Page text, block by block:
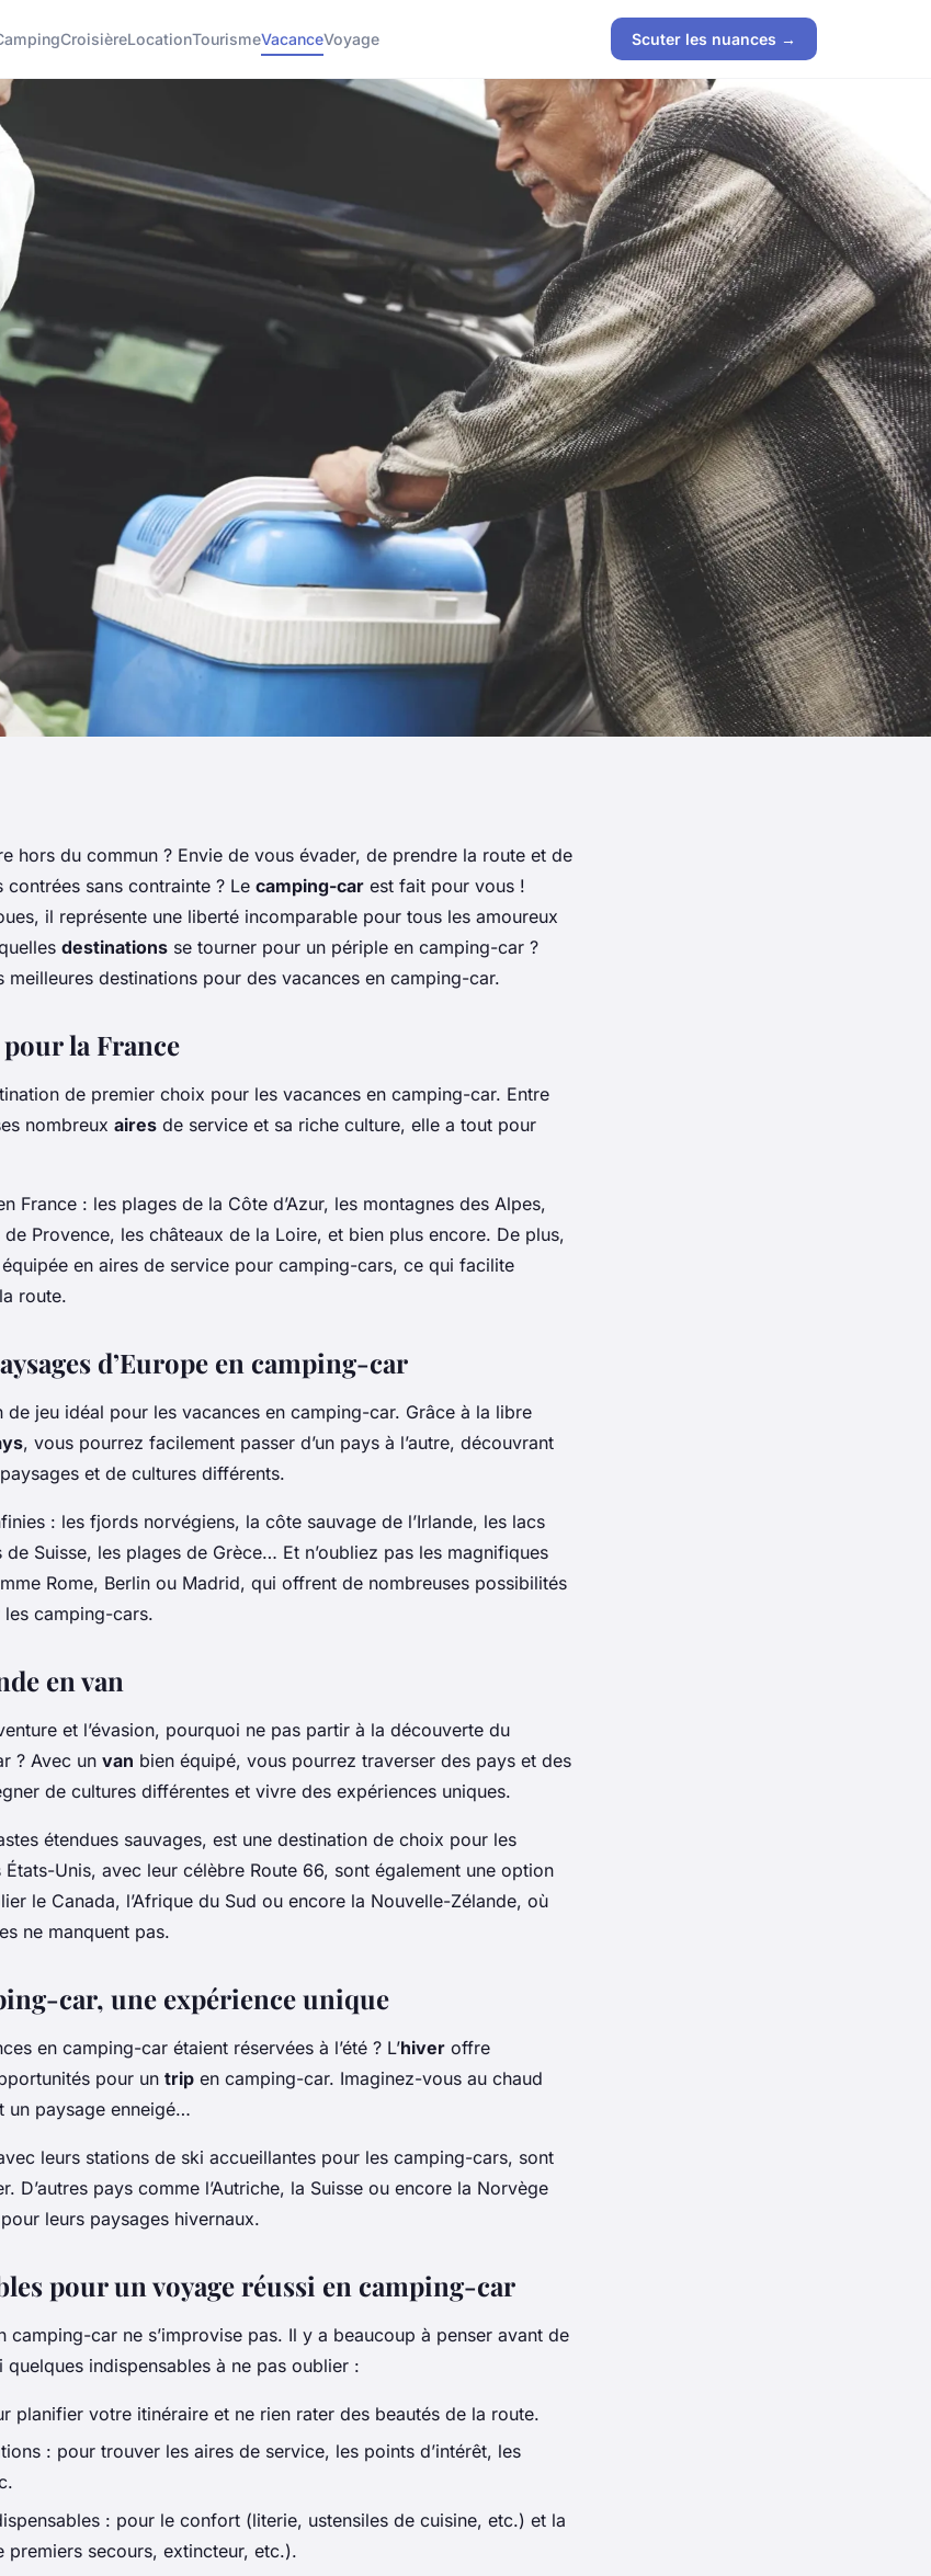
CroisièreLocationTourismeVacanceVoyage Scuter les nuances →
pour des
hors du commun ? Envie de vous évader, de prendre la route et de
sans contrainte ? Le camping-car est fait pour vous !
il représente une liberté incomparable pour tous les amoureux
destinations se tourner pour un périple en camping-car ?
meilleures destinations pour des vacances en camping-car.
la France
de premier choix pour les vacances en camping-car. Entre
nombreux aires de service et sa riche culture, elle a tout pour
France : les plages de la Côte d’Azur, les montagnes des Alpes,
de Provence, les châteaux de la Loire, et bien plus encore. De plus,
en aires de service pour camping-cars, ce qui facilite
route.
d’Europe en camping-car
de jeu idéal pour les vacances en camping-car. Grâce à la libre
, vous pourrez facilement passer d’un pays à l’autre, découvrant
et de cultures différents.
: les fjords norvégiens, la côte sauvage de l’Irlande, les lacs
de Suisse, les plages de Grèce… Et n’oubliez pas les magnifiques
Rome, Berlin ou Madrid, qui offrent de nombreuses possibilités
camping-cars.
en van
et l’évasion, pourquoi ne pas partir à la découverte du
? Avec un van bien équipé, vous pourrez traverser des pays et des
de cultures différentes et vivre des expériences uniques.
étendues sauvages, est une destination de choix pour les
Unis, avec leur célèbre Route 66, sont également une option
le Canada, l’Afrique du Sud ou encore la Nouvelle-Zélande, où
ne manquent pas.
car, une expérience unique
en camping-car étaient réservées à l’été ? L’hiver offre
pour un trip en camping-car. Imaginez-vous au chaud
un paysage enneigé…
leurs stations de ski accueillantes pour les camping-cars, sont
D’autres pays comme l’Autriche, la Suisse ou encore la Norvège
leurs paysages hivernaux.
pour un voyage réussi en camping-car
camping-car ne s’improvise pas. Il y a beaucoup à penser avant de
quelques indispensables à ne pas oublier :
planifier votre itinéraire et ne rien rater des beautés de la route.
: pour trouver les aires de service, les points d’intérêt, les
: pour le confort (literie, ustensiles de cuisine, etc.) et la
premiers secours, extincteur, etc.).